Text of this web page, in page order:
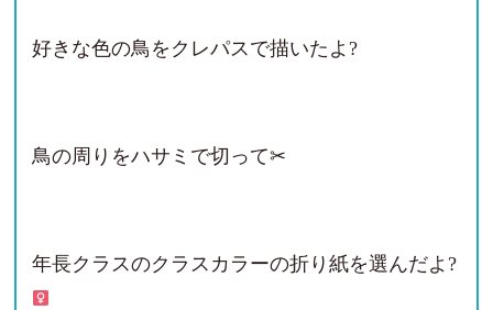
好きな色の鳥をクレパスで描いたよ?
鳥の周りをハサミで切って✂
年長クラスのクラスカラーの折り紙を選んだよ?‍